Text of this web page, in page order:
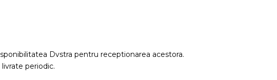
Dvstra pentru receptionarea acestora.
periodic.